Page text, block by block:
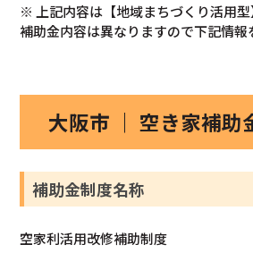
※ 上記内容は【地域まちづくり活用
補助金内容は異なりますので下記情報
大阪市 ｜ 空き家補助
補助金制度名称
空家利活用改修補助制度